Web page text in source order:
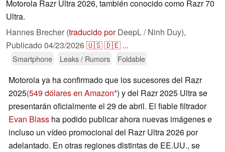
Motorola Razr Ultra 2026, también conocido como Razr 70
Ultra.
Hannes Brecher (traducido porDeepL / Ninh Duy),
Publicado 04/23/2026🇺🇸🇩🇪 ...
Smartphone Leaks / Rumors Foldable
Motorola ya ha confirmado que los sucesores del Razr
2025(549 dólares en Amazon ) y del Razr 2025 Ultra se
presentarán oficialmente el 29 de abril. El fiable filtrador
Evan Blass ha podido publicar ahora nuevas imágenes e
incluso un vídeo promocional del Razr Ultra 2026 por
adelantado. En otras regiones distintas de EE.UU., se